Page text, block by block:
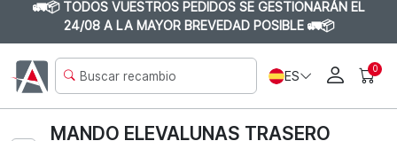
🚛📦 TODOS VUESTROS PEDIDOS SE GESTIONARÁN EL
24/08 A LA MAYOR BREVEDAD POSIBLE 🚛📦
ES 0
MANDO ELEVALUNAS TRASERO